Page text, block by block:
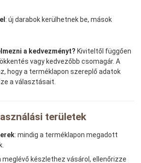
: új darabok kerülhetnek be, mások
a kedvezményt? Kiviteltől függően
vagy kedvezőbb csomagár. A
hogy a terméklapon szereplő adatok
a választásait.
területek
: mindig a terméklapon megadott
meglévő készlethez vásárol, ellenőrizze